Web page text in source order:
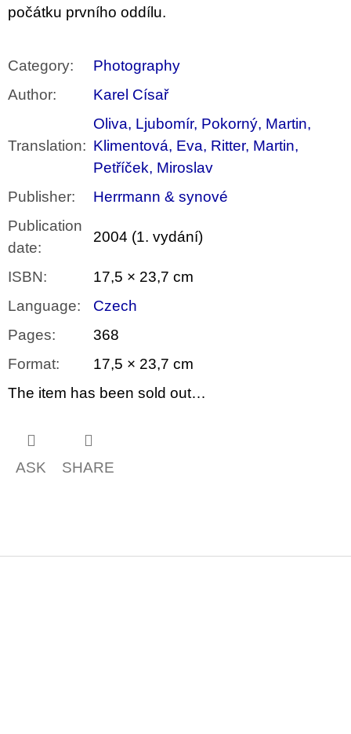
počátku prvního oddílu.
Category:
Photography
Author: Karel Císař
Translation:
Oliva, Ljubomír, Pokorný, Martin,
Klimentová, Eva, Ritter, Martin,
Petříček, Miroslav
Publisher:
Herrmann & synové
Publication
date:
2004 (1. vydání)
ISBN:
17,5 × 23,7 cm
Language:
Czech
Pages:
368
Format:
17,5 × 23,7 cm
The item has been sold out…
ASK SHARE